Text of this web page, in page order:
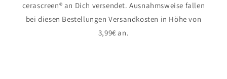
cerascreen® an Dich versendet. Ausnahmsweise fallen
bei diesen Bestellungen Versandkosten in Höhe von
3,99€ an.